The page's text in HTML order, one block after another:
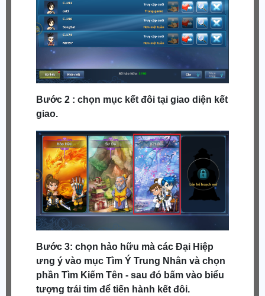
Bước 2 : chọn mục kết đôi tại giao diện kết
giao.
Bước 3: chọn hảo hữu mà các Đại Hiệp
ưng ý vào mục Tìm Ý Trung Nhân và chọn
phần Tìm Kiếm Tên - sau đó bấm vào biểu
tượng trái tim để tiến hành kết đôi.